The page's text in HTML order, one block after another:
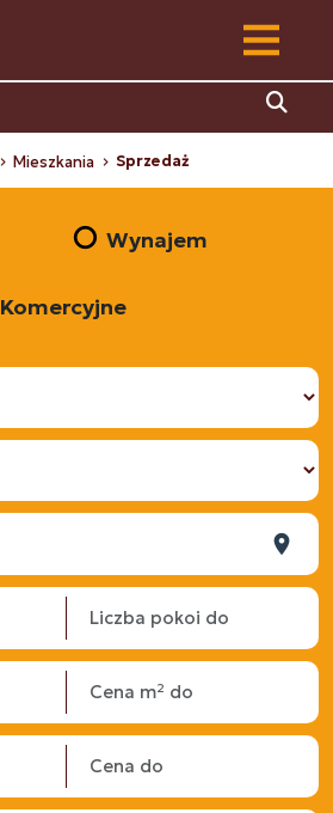
Mieszkania Sprzedaż
Wynajem
Komercyjne